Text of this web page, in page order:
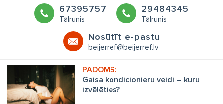
67395757
Tālrunis
29484345
Tālrunis
Nosūtīt e-pastu
beijerref@beijerref.lv
Gaisa kondicionieru veidi – kuru
izvēlēties?